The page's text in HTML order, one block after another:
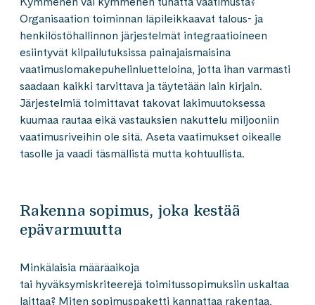
Organisaation toiminnan läpileikkaavat talous- ja
henkilöstöhallinnon järjestelmät integraatioineen
esiintyvät kilpailutuksissa painajaismaisina
vaatimuslomakepuhelinluetteloina, jotta ihan varmasti
saadaan kaikki tarvittava ja täytetään lain kirjain.
Järjestelmiä toimittavat takovat lakimuutoksessa
kuumaa rautaa eikä vastauksien nakuttelu miljooniin
vaatimusriveihin ole sitä. Aseta vaatimukset oikealle
tasolle ja vaadi täsmällistä mutta kohtuullista.
Rakenna sopimus, joka kestää
epävarmuutta
Minkälaisia määräaikoja
tai hyväksymiskriteerejä toimitussopimuksiin uskaltaa
laittaa? Miten sopimuspaketti kannattaa rakentaa,